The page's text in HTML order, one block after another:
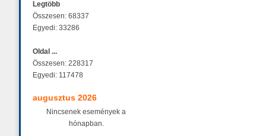
Legtöbb
Összesen: 68337
Egyedi: 33286
Oldal ...
Összesen: 228317
Egyedi: 117478
augusztus 2026
Nincsenek események a
hónapban.